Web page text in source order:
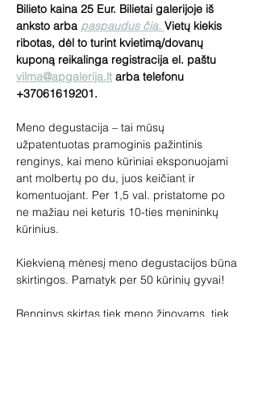
Bilieto kaina 25 Eur. Bilietai galerijoje iš
anksto arba paspaudus čia. Vietų kiekis
ribotas, dėl to turint kvietimą/dovanų
kuponą reikalinga registracija el. paštu
vilma@apgalerija.lt arba telefonu
+37061619201.
Meno degustacija – tai mūsų
užpatentuotas pramoginis pažintinis
renginys, kai meno kūriniai eksponuojami
ant molbertų po du, juos keičiant ir
komentuojant. Per 1,5 val. pristatome po
ne mažiau nei keturis 10-ties menininkų
kūrinius.
Kiekvieną mėnesį meno degustacijos būna
skirtingos. Pamatyk per 50 kūrinių gyvai!
Renginys skirtas tiek meno žinovams, tiek